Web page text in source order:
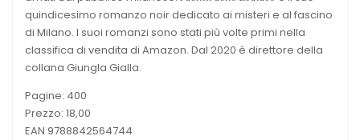
quindicesimo romanzo noir dedicato ai misteri e al fascino
di Milano. I suoi romanzi sono stati più volte primi nella
classifica di vendita di Amazon. Dal 2020 è direttore della
collana Giungla Gialla.
Pagine: 400
Prezzo: 18,00
EAN 9788842564744